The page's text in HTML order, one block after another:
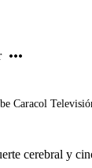
Caracol
cerebral y